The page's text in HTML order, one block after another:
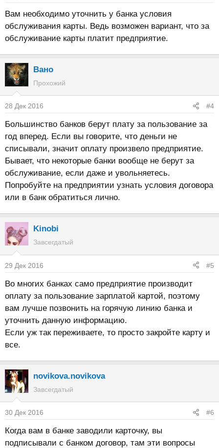
Вам необходимо уточнить у банка условия
обслуживания карты. Ведь возможен вариант, что за
обслуживание карты платит предприятие.
Вано
Прохожий
28 Дек 2016 #4
Большинство банков берут плату за пользование за
год вперед. Если вы говорите, что деньги не
списывали, значит оплату произвело предприятие.
Бывает, что некоторые банки вообще не берут за
обслуживание, если даже и увольняетесь.
Попробуйте на предприятии узнать условия договора
или в банк обратиться лично.
Kinobi
Завсегдатый
29 Дек 2016 #5
Во многих банках само предприятие производит
оплату за пользование зарплатой картой, поэтому
вам лучше позвонить на горячую линию банка и
уточнить данную информацию.
Если уж так переживаете, то просто закройте карту и
все.
novikova.novikova
Завсегдатый
30 Дек 2016 #6
Когда вам в банке заводили карточку, вы
подписывали с банком договор, там эти вопросы